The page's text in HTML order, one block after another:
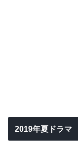
2019年夏ドラマ